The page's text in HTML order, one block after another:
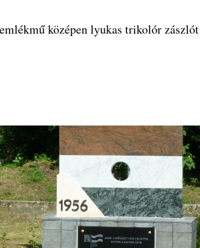
középen lyukas trikolór